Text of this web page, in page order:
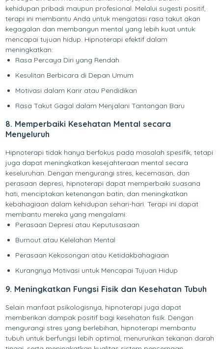
kehidupan pribadi maupun profesional. Melalui sugesti positif,
terapi ini membantu Anda untuk mengatasi rasa takut akan
kegagalan dan membangun mental yang lebih kuat untuk
mencapai tujuan hidup. Hipnoterapi efektif dalam
meningkatkan:
Rasa Percaya Diri yang Rendah
Kesulitan Berbicara di Depan Umum
Motivasi dalam Karir atau Pendidikan
Rasa Takut Gagal dalam Menjalani Tantangan Baru
8. Memperbaiki Kesehatan Mental secara
Menyeluruh
Hipnoterapi tidak hanya berfokus pada masalah spesifik, tetapi
juga dapat meningkatkan kesejahteraan mental secara
keseluruhan. Dengan mengurangi stres, kecemasan, dan
perasaan depresi, hipnoterapi dapat memperbaiki suasana
hati, menciptakan ketenangan batin, dan meningkatkan
kebahagiaan dalam kehidupan sehari-hari. Terapi ini dapat
membantu mereka yang mengalami:
Perasaan Depresi atau Keputusasaan
Burnout atau Kelelahan Mental
Perasaan Kekosongan atau Ketidakbahagiaan
Kurangnya Motivasi untuk Mencapai Tujuan Hidup
9. Meningkatkan Fungsi Fisik dan Kesehatan Tubuh
Selain manfaat psikologisnya, hipnoterapi juga dapat
memberikan dampak positif bagi kesehatan fisik. Dengan
mengurangi stres yang berlebihan, hipnoterapi membantu
tubuh untuk berfungsi lebih optimal, menurunkan tekanan darah